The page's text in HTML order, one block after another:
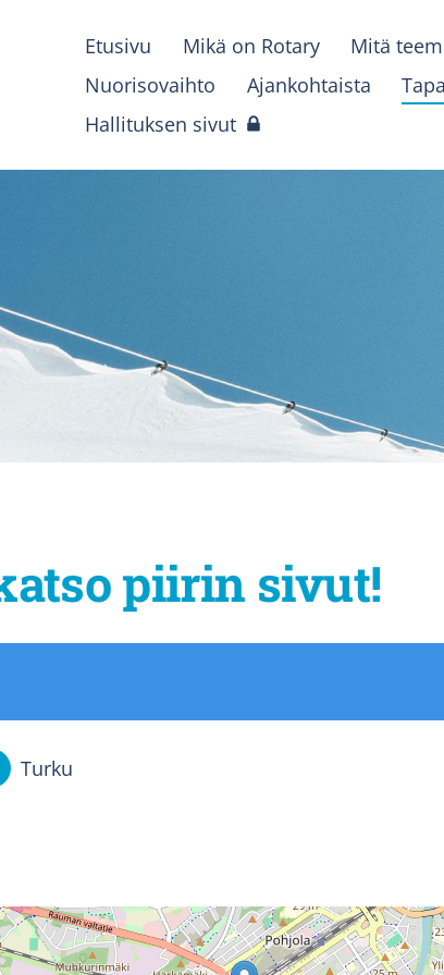
Etusivu Mikä on Rotary Mitä
Nuorisovaihto
Ajankohtaista
Hallituksen sivut
piirin sivut!
Turku